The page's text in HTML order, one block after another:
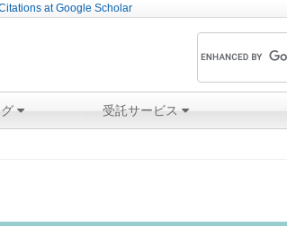
at Google Scholar
受託サービス